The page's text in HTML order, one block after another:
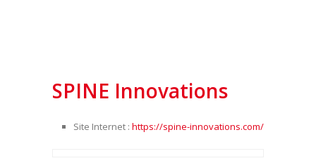
SPINE Innovations
Site Internet : https://spine-innovations.com/